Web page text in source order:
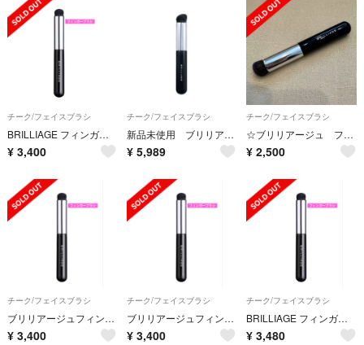
チーク/フェイスブラシ
BRILLIAGE フィンガーブラシ
¥ 3,400
チーク/フェイスブラシ
新品未使用 ブリリアージュ ワイドフィンガーブラシ メイクブラシ
¥ 5,989
チーク/フェイスブラシ
☆ブリリアージュ フィンガーブラシ☆
¥ 2,500
チーク/フェイスブラシ
ブリリアージュフィンガーブラシ
¥ 3,400
チーク/フェイスブラシ
ブリリアージュフィンガーブラシ
¥ 3,400
チーク/フェイスブラシ
BRILLIAGE フィンガーブラシ
¥ 3,480